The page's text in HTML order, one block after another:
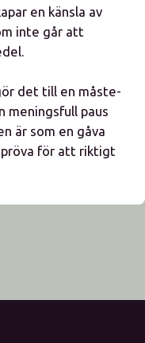
en känsla av
inte går att
det till en måste-
meningsfull paus
är som en gåva
pröva för att riktigt